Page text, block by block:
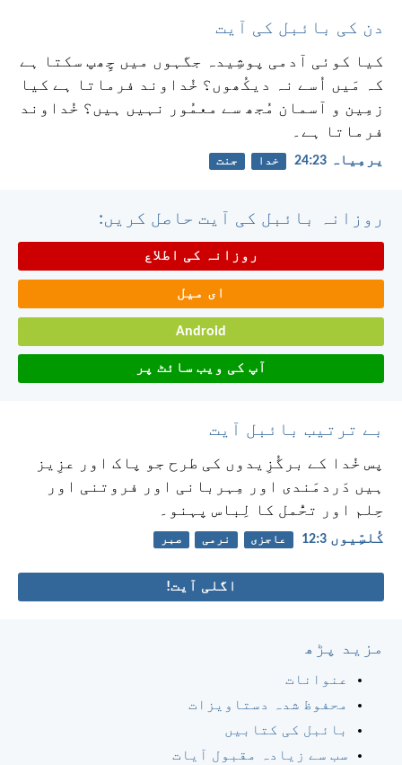
دن کی بائبل کی آیت
کیا کوئی آدمی پوشِیدہ جگہوں میں چِھپ سکتا ہے
کہ مَیں اُسے نہ دیکُھوں؟ خُداوند فرماتا ہے کیا
زمِین و آسمان مُجھ سے معمُور نہیں ہیں؟ خُداوند
فرماتا ہے۔
یرمِیاہ 23:‏24 خدا جنت
روزانہ بائبل کی آیت حاصل کریں:
روزانہ کی اطلاع
ای میل
Android
آپ کی ویب سائٹ پر
بے ترتیب بائبل آیت
پس خُدا کے برگُزِیدوں کی طرح جو پاک اور عزِیز
ہیں دَردمَندی اور مِہربانی اور فروتنی اور
حِلم اور تحُّمل کا لِباس پہنو۔
کُلسِّیوں 3:‏12 عاجزی نرمی صبر
اگلی آیت!
مزید پڑھ
عنوانات
محفوظ شدہ دستاویزات
بائبل کی کتابیں
سب سے زیادہ مقبول آیات